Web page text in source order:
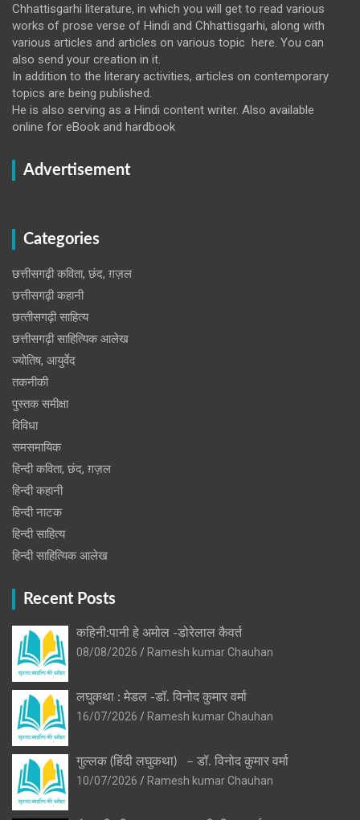
Chhattisgarhi literature, in which you will get to read various
works of prose verse of Hindi and Chhattisgarhi, along with
various articles and articles on various topic here. You can
also send your creation in it.
In addition to the literary activities, articles on contemporary
topics are being published.
He is also serving as a Hindi content writer. Also available
online for eBook and hardbook
Advertisement
Categories
छत्तीसगढ़ी कविता, छंद, ग़ज़ल
छत्तीसगढ़ी कहानी
छत्‍तीसगढ़ी साहित्‍य
छत्तीसगढ़ी साहित्यिक आलेख
ज्योतिष, आयुर्वेद
तकनीकी
पुस्‍तक समीक्षा
विविधा
समसमायिक
हिन्दी कविता, छंद, ग़ज़ल
हिन्दी कहानी
हिन्‍दी नाटक
हिन्दी साहित्य
हिन्दी साहित्यिक आलेख
Recent Posts
कहिनी:पानी हे अमोल -डोरेलाल कैवर्त
08/08/2026
Ramesh kumar Chauhan
लघुकथा : मेडल -डॉ. विनोद कुमार वर्मा
16/07/2026
Ramesh kumar Chauhan
गुल्लक (हिंदी लघुकथा) – डॉ. विनोद कुमार वर्मा
10/07/2026
Ramesh kumar Chauhan